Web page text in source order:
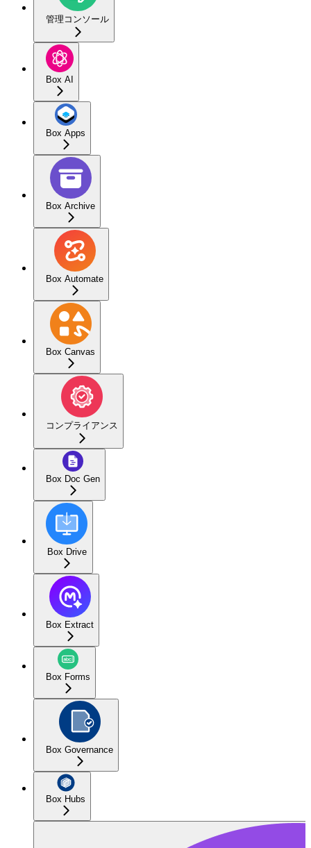
管理コンソール
Box AI
Box Apps
Box Archive
Box Automate
Box Canvas
コンプライアンス
Box Doc Gen
Box Drive
Box Extract
Box Forms
Box Governance
Box Hubs